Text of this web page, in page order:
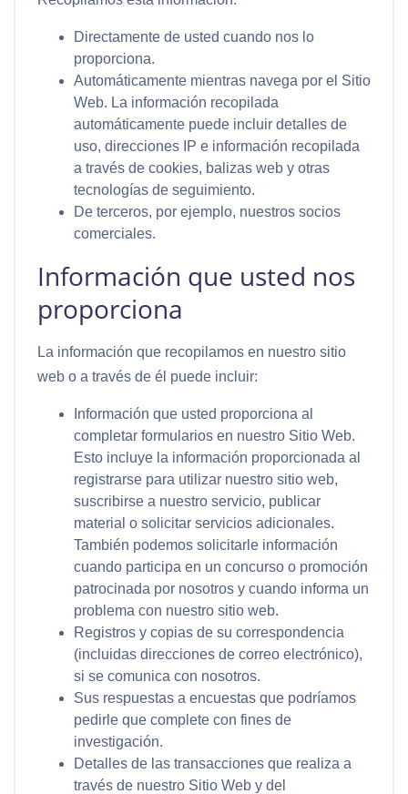
Directamente de usted cuando nos lo
proporciona.
Automáticamente mientras navega por el Sitio
Web. La información recopilada
automáticamente puede incluir detalles de
uso, direcciones IP e información recopilada
a través de cookies, balizas web y otras
tecnologías de seguimiento.
De terceros, por ejemplo, nuestros socios
comerciales.
Información que usted nos
proporciona
La información que recopilamos en nuestro sitio
web o a través de él puede incluir:
Información que usted proporciona al
completar formularios en nuestro Sitio Web.
Esto incluye la información proporcionada al
registrarse para utilizar nuestro sitio web,
suscribirse a nuestro servicio, publicar
material o solicitar servicios adicionales.
También podemos solicitarle información
cuando participa en un concurso o promoción
patrocinada por nosotros y cuando informa un
problema con nuestro sitio web.
Registros y copias de su correspondencia
(incluidas direcciones de correo electrónico),
si se comunica con nosotros.
Sus respuestas a encuestas que podríamos
pedirle que complete con fines de
investigación.
Detalles de las transacciones que realiza a
través de nuestro Sitio Web y del